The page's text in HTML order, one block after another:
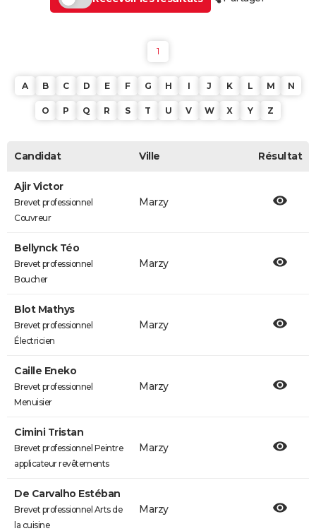
1
A B C D E F G H I J K L M N
O P Q R S T U V W X Y Z
Candidat Ville Résultat
Ajir Victor
Brevet professionnel
Couvreur
Marzy
Bellynck Téo
Brevet professionnel
Boucher
Marzy
Blot Mathys
Brevet professionnel
Électricien
Marzy
Caille Eneko
Brevet professionnel
Menuisier
Marzy
Cimini Tristan
Brevet professionnel Peintre
applicateur revêtements
Marzy
De Carvalho Estéban
Brevet professionnel Arts de
la cuisine
Marzy